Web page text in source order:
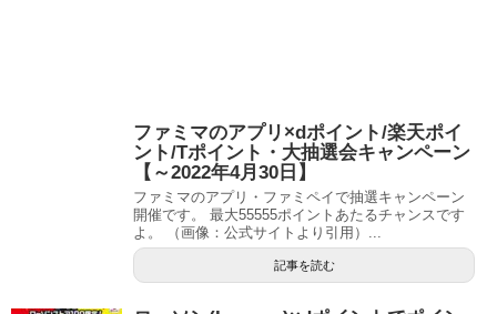
ファミマのアプリ×dポイント/楽天ポイ
ント/Tポイント・大抽選会キャンペーン
【～2022年4月30日】
ファミマのアプリ・ファミペイで抽選キャンペーン
開催です。 最大55555ポイントあたるチャンスです
よ。 （画像：公式サイトより引用）...
記事を読む